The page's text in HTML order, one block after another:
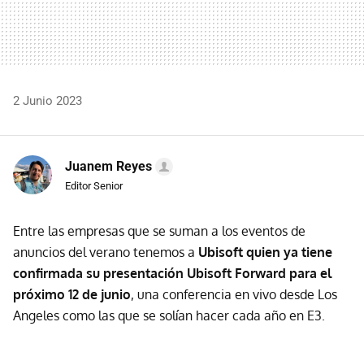
2 Junio 2023
Juanem Reyes
Editor Senior
Entre las empresas que se suman a los eventos de
anuncios del verano tenemos a Ubisoft quien ya tiene
confirmada su presentación Ubisoft Forward para el
próximo 12 de junio, una conferencia en vivo desde Los
Angeles como las que se solían hacer cada año en E3.